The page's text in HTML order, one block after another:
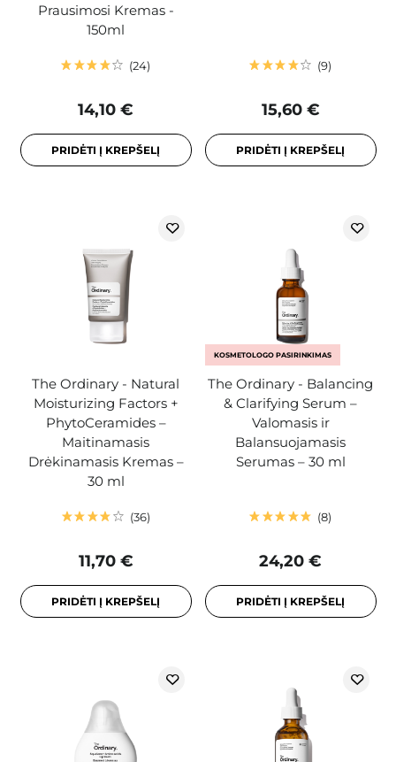
Prausimosi Kremas -
150ml
24
14,10 €
PRIDĖTI Į KREPŠELĮ
9
15,60 €
PRIDĖTI Į KREPŠELĮ
The Ordinary - Natural
Moisturizing Factors +
PhytoCeramides –
Maitinamasis
Drėkinamasis Kremas –
30 ml
36
11,70 €
PRIDĖTI Į KREPŠELĮ
KOSMETOLOGO PASIRINKIMAS
The Ordinary - Balancing
& Clarifying Serum –
Valomasis ir
Balansuojamasis
Serumas – 30 ml
8
24,20 €
PRIDĖTI Į KREPŠELĮ